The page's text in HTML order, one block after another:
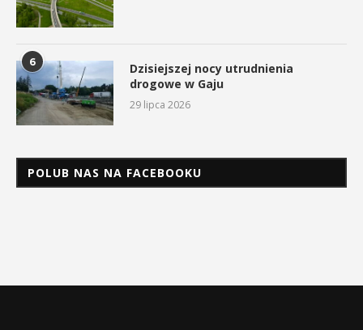
6
Dzisiejszej nocy utrudnienia
drogowe w Gaju
29 lipca 2026
POLUB NAS NA FACEBOOKU